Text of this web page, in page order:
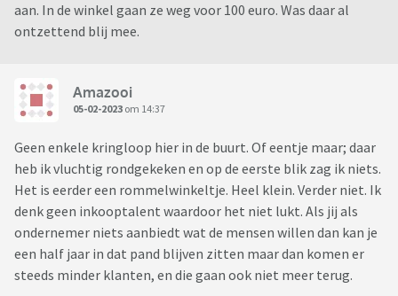
aan. In de winkel gaan ze weg voor 100 euro. Was daar al
ontzettend blij mee.
Amazooi
05-02-2023 om 14:37
Geen enkele kringloop hier in de buurt. Of eentje maar; daar
heb ik vluchtig rondgekeken en op de eerste blik zag ik niets.
Het is eerder een rommelwinkeltje. Heel klein. Verder niet. Ik
denk geen inkooptalent waardoor het niet lukt. Als jij als
ondernemer niets aanbiedt wat de mensen willen dan kan je
een half jaar in dat pand blijven zitten maar dan komen er
steeds minder klanten, en die gaan ook niet meer terug.